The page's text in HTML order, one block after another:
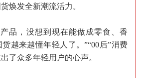
焕发全新潮流活力。
品，没想到现在能做成零食、香
越来越懂年轻人了。”“00后”消费
了众多年轻用户的心声。